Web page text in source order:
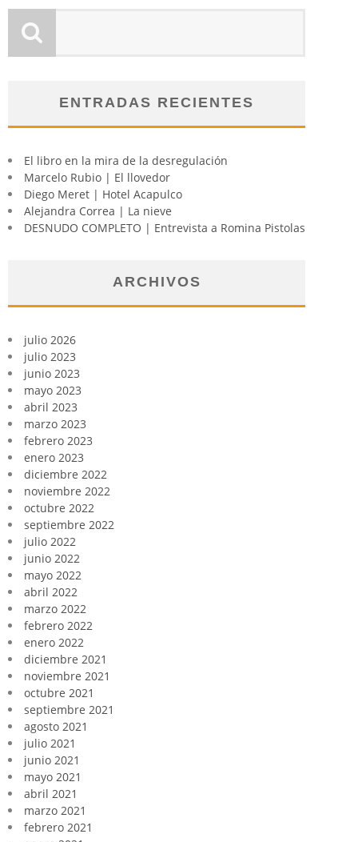
ENTRADAS RECIENTES
El libro en la mira de la desregulación
Marcelo Rubio | El llovedor
Diego Meret | Hotel Acapulco
Alejandra Correa | La nieve
DESNUDO COMPLETO | Entrevista a Romina Pistolas
ARCHIVOS
julio 2026
julio 2023
junio 2023
mayo 2023
abril 2023
marzo 2023
febrero 2023
enero 2023
diciembre 2022
noviembre 2022
octubre 2022
septiembre 2022
julio 2022
junio 2022
mayo 2022
abril 2022
marzo 2022
febrero 2022
enero 2022
diciembre 2021
noviembre 2021
octubre 2021
septiembre 2021
agosto 2021
julio 2021
junio 2021
mayo 2021
abril 2021
marzo 2021
febrero 2021